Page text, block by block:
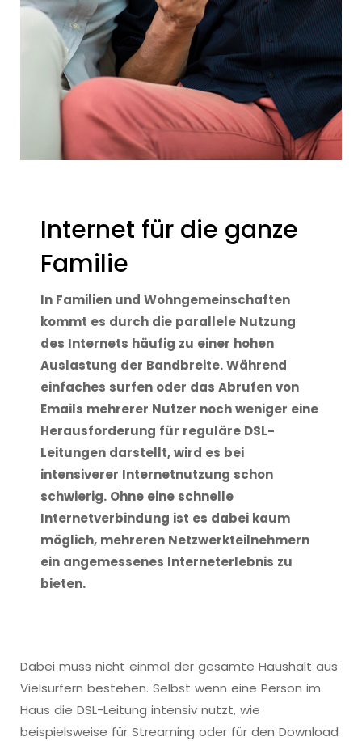
Internet für die ganze
Familie
In Familien und Wohngemeinschaften
kommt es durch die parallele Nutzung
des Internets häufig zu einer hohen
Auslastung der Bandbreite. Während
einfaches surfen oder das Abrufen von
Emails mehrerer Nutzer noch weniger eine
Herausforderung für reguläre DSL-
Leitungen darstellt, wird es bei
intensiverer Internetnutzung schon
schwierig. Ohne eine schnelle
Internetverbindung ist es dabei kaum
möglich, mehreren Netzwerkteilnehmern
ein angemessenes Interneterlebnis zu
bieten.
Dabei muss nicht einmal der gesamte Haushalt aus
Vielsurfern bestehen. Selbst wenn eine Person im
Haus die DSL-Leitung intensiv nutzt, wie
beispielsweise für Streaming oder für den Download